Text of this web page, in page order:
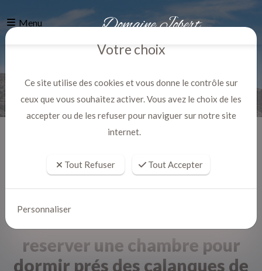
Menu
reserver une chambre pour
dormir prés des calanques de
Votre choix
Ce site utilise des cookies et vous donne le contrôle sur
ceux que vous souhaitez activer. Vous avez le choix de les
accepter ou de les refuser pour naviguer sur notre site
internet.
Tout Refuser Tout Accepter
Personnaliser